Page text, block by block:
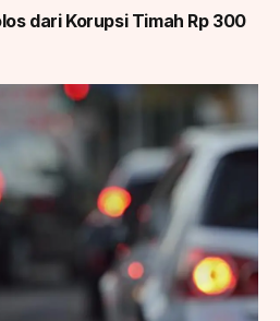
dari Korupsi Timah Rp 300